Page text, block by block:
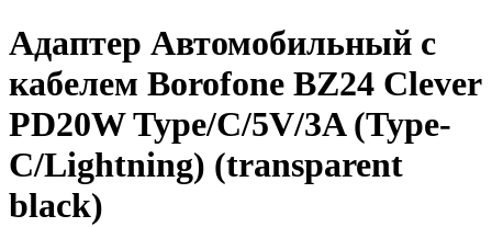
Адаптер Автомобильный с
кабелем Borofone BZ24 Clever
PD20W Type/C/5V/3A (Type-
C/Lightning) (transparent
black)